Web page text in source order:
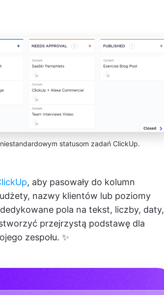
statusom zadań ClickUp.
, aby pasowały do kolumn
nazwy klientów lub poziomy
pola na tekst, liczby, daty,
przejrzystą podstawę dla
zespołu. ✨